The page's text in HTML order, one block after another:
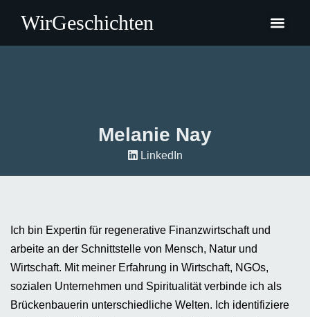
WirGeschichten
Melanie Nay
LinkedIn
Ich bin Expertin für regenerative Finanzwirtschaft und
arbeite an der Schnittstelle von Mensch, Natur und
Wirtschaft. Mit meiner Erfahrung in Wirtschaft, NGOs,
sozialen Unternehmen und Spiritualität verbinde ich als
Brückenbauerin unterschiedliche Welten. Ich identifiziere